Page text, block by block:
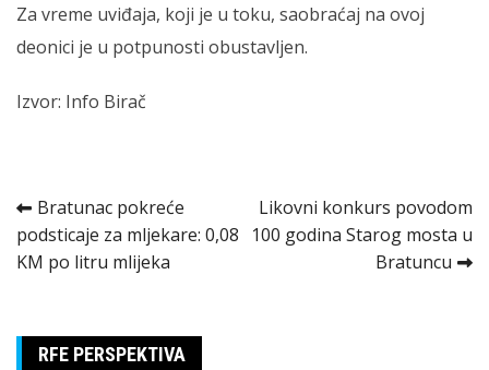
Za vreme uviđaja, koji je u toku, saobraćaj na ovoj
deonici je u potpunosti obustavljen.
Izvor: Info Birač
Kretanje
članka
Bratunac pokreće
podsticaje za mljekare: 0,08
KM po litru mlijeka
Likovni konkurs povodom
100 godina Starog mosta u
Bratuncu
RFE PERSPEKTIVA